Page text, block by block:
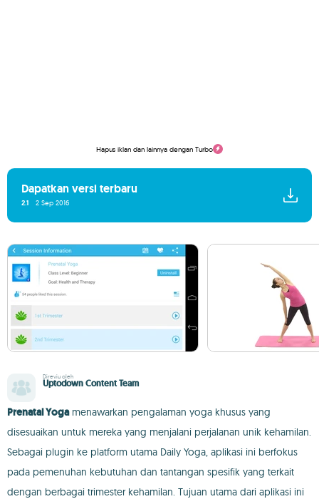
Hapus iklan dan lainnya dengan Turbo
Dapatkan versi terbaru
2.1 2 Sep 2016
Direviu oleh
Uptodown Content Team
Prenatal Yogamenawarkan pengalaman yoga khusus yang
disesuaikan untuk mereka yang menjalani perjalanan unik kehamilan.
Sebagai plugin ke platform utama Daily Yoga, aplikasi ini berfokus
pada pemenuhan kebutuhan dan tantangan spesifik yang terkait
dengan berbagai trimester kehamilan. Tujuan utama dari aplikasi ini